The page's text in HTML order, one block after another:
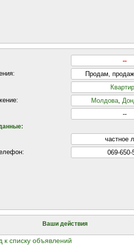
--
Продам,
Молдова,
--
частнoе
069-650-
Ваши действия
к списку объявлений